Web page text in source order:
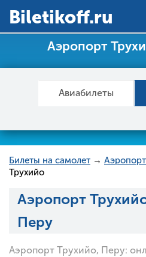
Вiletikoff.ru
Аэропорт
Авиабилеты
Билеты на самолет →
Трухийо
Аэропорт
Перу
Аэропорт Трухийо, Перу: